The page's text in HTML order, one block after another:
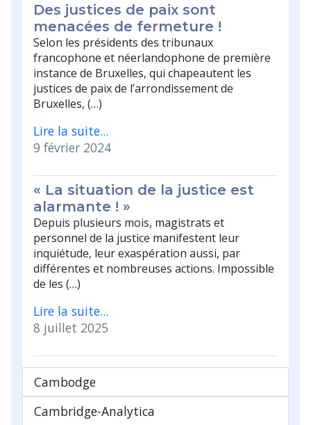
Des justices de paix sont
menacées de fermeture !
Selon les présidents des tribunaux
francophone et néerlandophone de première
instance de Bruxelles, qui chapeautent les
justices de paix de l’arrondissement de
Bruxelles, (…)
Lire la suite...
9 février 2024
« La situation de la justice est
alarmante ! »
Depuis plusieurs mois, magistrats et
personnel de la justice manifestent leur
inquiétude, leur exaspération aussi, par
différentes et nombreuses actions. Impossible
de les (…)
Lire la suite...
8 juillet 2025
Cambodge
Cambridge-Analytica